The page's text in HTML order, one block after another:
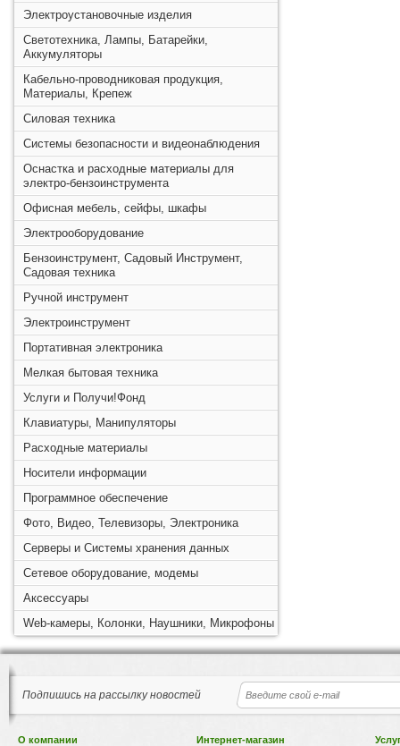
Электроустановочные изделия
Светотехника, Лампы, Батарейки,
Аккумуляторы
Кабельно-проводниковая продукция,
Материалы, Крепеж
Силовая техника
Системы безопасности и видеонаблюдения
Оснастка и расходные материалы для
электро-бензоинструмента
Офисная мебель, сейфы, шкафы
Электрооборудование
Бензоинструмент, Садовый Инструмент,
Садовая техника
Ручной инструмент
Электроинструмент
Портативная электроника
Мелкая бытовая техника
Услуги и Получи!Фонд
Клавиатуры, Манипуляторы
Расходные материалы
Носители информации
Программное обеспечение
Фото, Видео, Телевизоры, Электроника
Серверы и Системы хранения данных
Сетевое оборудование, модемы
Аксессуары
Web-камеры, Колонки, Наушники, Микрофоны
Подпишись на рассылку новостей
О компании
Интернет-магазин